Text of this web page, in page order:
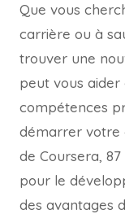
Que vous
carrière ou à
trouver une
peut vous
compétences
démarrer votre
de Coursera,
pour le
des avantages